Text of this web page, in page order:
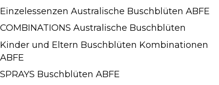
Einzelessenzen Australische Buschblüten ABFE
COMBINATIONS Australische Buschblüten
Kinder und Eltern Buschblüten Kombinationen
ABFE
SPRAYS Buschblüten ABFE